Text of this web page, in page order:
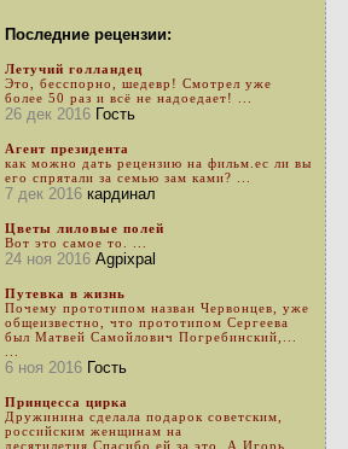
Последние рецензии:
Летучий голландец
Это, бесспорно, шедевр! Смотрел уже
более 50 раз и всё не надоедает! ...
26 дек 2016 Гость
Агент президента
как можно дать рецензию на фильм.ес ли вы
его спрятали за семью зам ками? ...
7 дек 2016 кардинал
Цветы лиловые полей
Вот это самое то. ...
24 ноя 2016 Agpixpal
Путевка в жизнь
Почему прототипом назван Червонцев, уже
общеизвестно, что прототипом Сергеева
был Матвей Самойлович Погребинский,...
6 ноя 2016 Гость
Принцесса цирка
Дружинина сделала подарок советским,
российским женщинам на
десятилетия.Спасибо ей за это. А Игорь